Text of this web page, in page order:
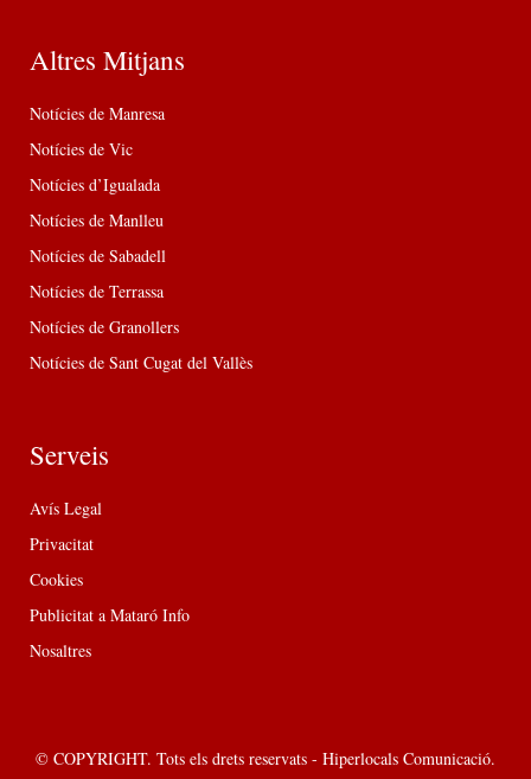
Altres Mitjans
Notícies de Manresa
Notícies de Vic
Notícies d’Igualada
Notícies de Manlleu
Notícies de Sabadell
Notícies de Terrassa
Notícies de Granollers
Notícies de Sant Cugat del Vallès
Serveis
Avís Legal
Privacitat
Cookies
Publicitat a Mataró Info
Nosaltres
© COPYRIGHT. Tots els drets reservats - Hiperlocals Comunicació.